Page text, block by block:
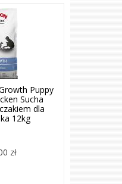
Puppy
Sucha
dla
12kg
zł